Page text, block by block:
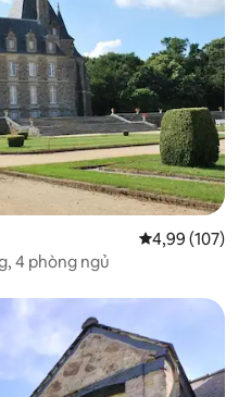
Xếp hạng
4,99 (107)
4 phòng ngủ